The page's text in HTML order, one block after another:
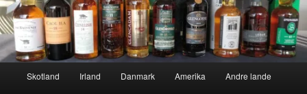
Skotland Irland Danmark Amerika Andre lande